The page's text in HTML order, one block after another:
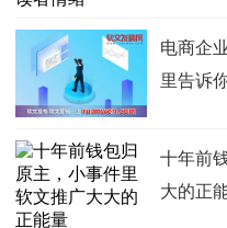
电商企
里告诉
十年前
大的正